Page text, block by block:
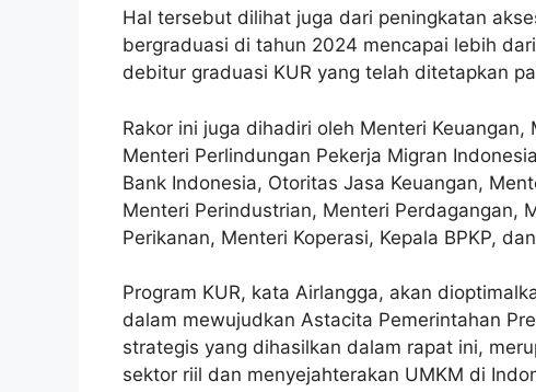
Hal tersebut dilihat juga dari peningkatan
bergraduasi di tahun 2024 mencapai lebih
debitur graduasi KUR yang telah ditetapkan
Rakor ini juga dihadiri oleh Menteri
Menteri Perlindungan Pekerja Migran
Bank Indonesia, Otoritas Jasa Keuangan,
Menteri Perindustrian, Menteri Perdagangan,
Perikanan, Menteri Koperasi, Kepala BPKP,
Program KUR, kata Airlangga, akan
dalam mewujudkan Astacita Pemerintahan
strategis yang dihasilkan dalam rapat ini,
sektor riil dan menyejahterakan UMKM di